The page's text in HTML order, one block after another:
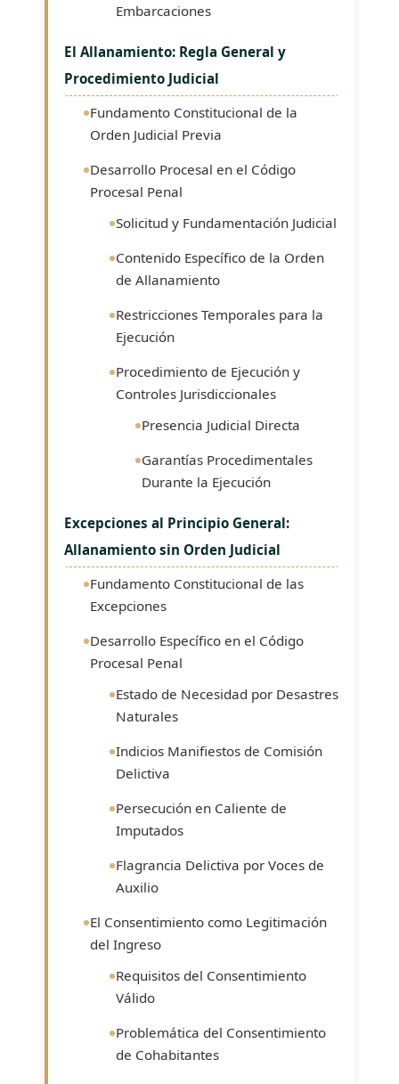
Embarcaciones
El Allanamiento: Regla General y
Procedimiento Judicial
Fundamento Constitucional de la
Orden Judicial Previa
Desarrollo Procesal en el Código
Procesal Penal
Solicitud y Fundamentación Judicial
Contenido Específico de la Orden
de Allanamiento
Restricciones Temporales para la
Ejecución
Procedimiento de Ejecución y
Controles Jurisdiccionales
Presencia Judicial Directa
Garantías Procedimentales
Durante la Ejecución
Excepciones al Principio General:
Allanamiento sin Orden Judicial
Fundamento Constitucional de las
Excepciones
Desarrollo Específico en el Código
Procesal Penal
Estado de Necesidad por Desastres
Naturales
Indicios Manifiestos de Comisión
Delictiva
Persecución en Caliente de
Imputados
Flagrancia Delictiva por Voces de
Auxilio
El Consentimiento como Legitimación
del Ingreso
Requisitos del Consentimiento
Válido
Problemática del Consentimiento
de Cohabitantes